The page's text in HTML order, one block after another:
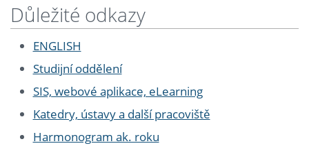
Důležité odkazy
ENGLISH
Studijní oddělení
SIS, webové aplikace, eLearning
Katedry, ústavy a další pracoviště
Harmonogram ak. roku